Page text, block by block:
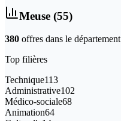
Meuse (55)
380 offres dans le département
Top filières
Technique113
Administrative102
Médico-sociale68
Animation64